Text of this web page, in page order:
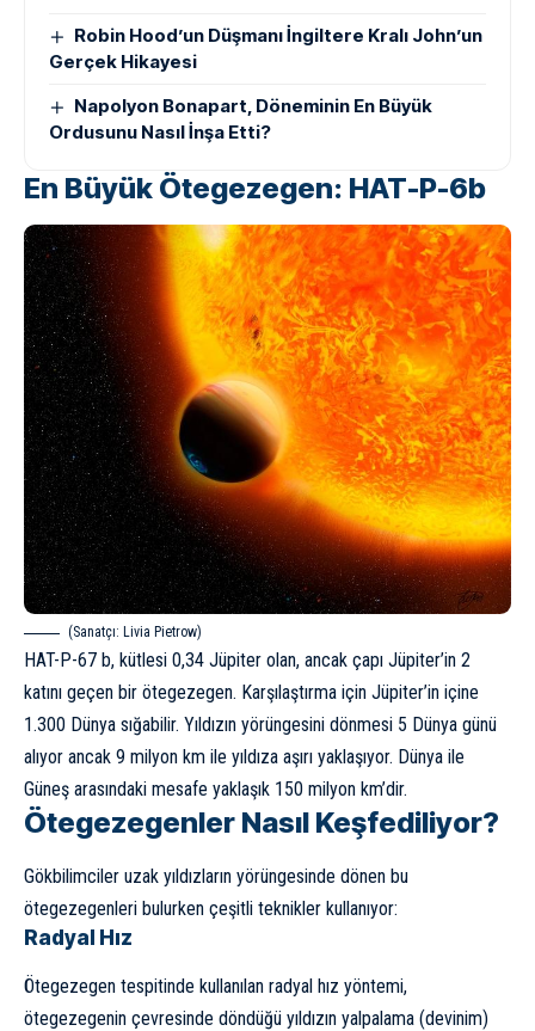
Robin Hood’un Düşmanı İngiltere Kralı John’un
Gerçek Hikayesi
Napolyon Bonapart, Döneminin En Büyük
Ordusunu Nasıl İnşa Etti?
En Büyük Ötegezegen: HAT-P-6b
(Sanatçı: Livia Pietrow)
HAT-P-67 b, kütlesi 0,34 Jüpiter olan, ancak çapı Jüpiter’in 2
katını geçen bir ötegezegen. Karşılaştırma için Jüpiter’in içine
1.300 Dünya sığabilir. Yıldızın yörüngesini dönmesi 5 Dünya günü
alıyor ancak 9 milyon km ile yıldıza aşırı yaklaşıyor. Dünya ile
Güneş arasındaki mesafe yaklaşık 150 milyon km’dir.
Ötegezegenler Nasıl Keşfediliyor?
Gökbilimciler uzak yıldızların yörüngesinde dönen bu
ötegezegenleri bulurken çeşitli teknikler kullanıyor:
Radyal Hız
Ötegezegen tespitinde kullanılan radyal hız yöntemi,
ötegezegenin çevresinde döndüğü yıldızın yalpalama (devinim)